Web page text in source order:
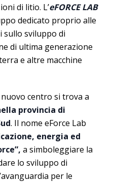
di litio. L’eFORCE LAB
dedicato proprio alle
sullo sviluppo di
di ultima generazione
e altre macchine
centro si trova a
provincia di
. Il nome eForce Lab
energia ed
a simboleggiare la
lo sviluppo di
per le